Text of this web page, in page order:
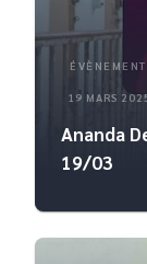
ÉVÈNEMENT
19 MARS
Ananda
19/03